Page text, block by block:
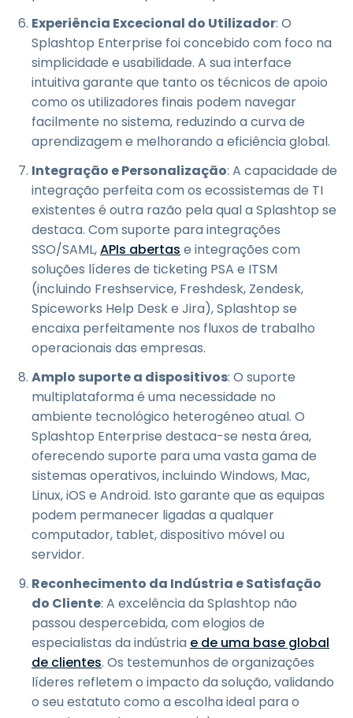
Experiência Excecional do Utilizador: O
Splashtop Enterprise foi concebido com foco na
simplicidade e usabilidade. A sua interface
intuitiva garante que tanto os técnicos de apoio
como os utilizadores finais podem navegar
facilmente no sistema, reduzindo a curva de
aprendizagem e melhorando a eficiência global.
Integração e Personalização: A capacidade de
integração perfeita com os ecossistemas de TI
existentes é outra razão pela qual a Splashtop se
destaca. Com suporte para integrações
SSO/SAML,APIs abertas e integrações com
soluções líderes de ticketing PSA e ITSM
(incluindo Freshservice, Freshdesk, Zendesk,
Spiceworks Help Desk e Jira), Splashtop se
encaixa perfeitamente nos fluxos de trabalho
operacionais das empresas.
Amplo suporte a dispositivos: O suporte
multiplataforma é uma necessidade no
ambiente tecnológico heterogéneo atual. O
Splashtop Enterprise destaca-se nesta área,
oferecendo suporte para uma vasta gama de
sistemas operativos, incluindo Windows, Mac,
Linux, iOS e Android. Isto garante que as equipas
podem permanecer ligadas a qualquer
computador, tablet, dispositivo móvel ou
servidor.
Reconhecimento da Indústria e Satisfação
do Cliente: A excelência da Splashtop não
passou despercebida, com elogios de
especialistas da indústria e de uma base global
de clientes. Os testemunhos de organizações
líderes refletem o impacto da solução, validando
o seu estatuto como a escolha ideal para o